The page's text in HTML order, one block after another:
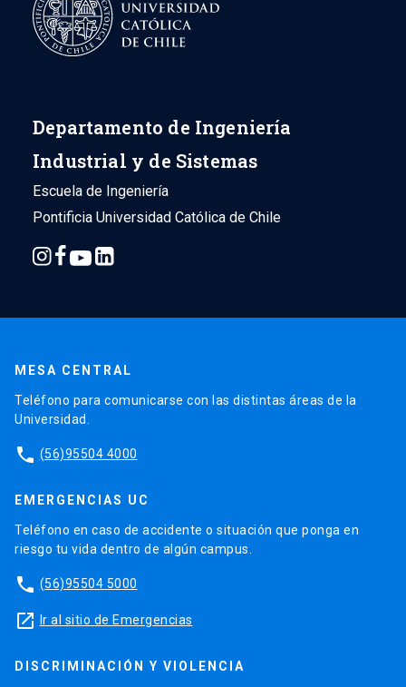
Departamento de Ingeniería
Industrial y de Sistemas
Escuela de Ingeniería
Pontificia Universidad Católica de Chile
MESA CENTRAL
Teléfono para comunicarse con las distintas áreas de la
Universidad.
phone (56)95504 4000
EMERGENCIAS UC
Teléfono en caso de accidente o situación que ponga en
riesgo tu vida dentro de algún campus.
phone (56)95504 5000
launch Ir al sitio de Emergencias
DISCRIMINACIÓN Y VIOLENCIA